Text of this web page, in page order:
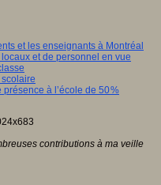
et les enseignants à Montréal
et de personnel en vue
à l’école de 50 %
contributions à ma veille